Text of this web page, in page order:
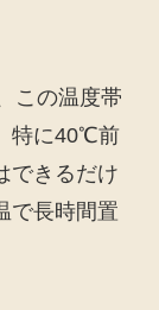
この温度帯
特に40℃前
できるだけ
で長時間置